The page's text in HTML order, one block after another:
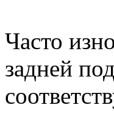
Часто
задней